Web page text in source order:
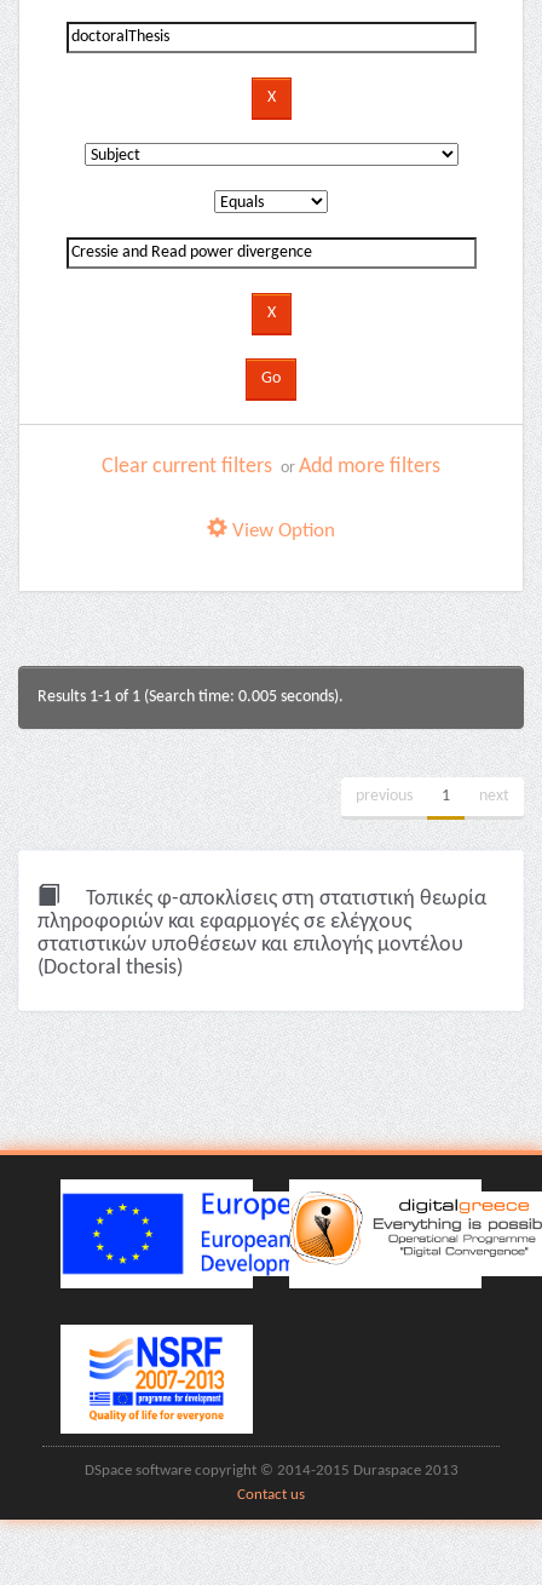
Clear current filters or Add more filters
View Option
Results 1-1 of 1 (Search time: 0.005 seconds).
previous 1 next
Τοπικές φ-αποκλίσεις στη στατιστική θεωρία
πληροφοριών και εφαρμογές σε ελέγχους
στατιστικών υποθέσεων και επιλογής μοντέλου
(Doctoral thesis)
DSpace software copyright © 2014-2015 Duraspace 2013
Contact us